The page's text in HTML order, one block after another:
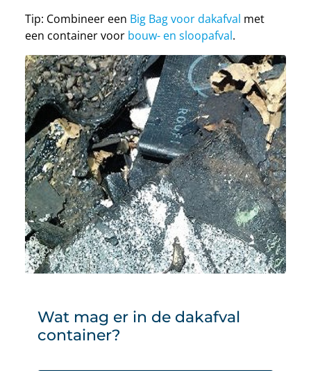
Tip: Combineer een Big Bag voor dakafval met
een container voor bouw- en sloopafval.
Wat mag er in de dakafval
container?